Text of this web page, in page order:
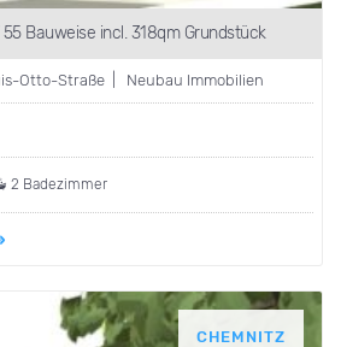
55 Bauweise incl. 318qm Grundstück
Otto-Straße | Neubau Immobilien
2 Badezimmer
CHEMNITZ